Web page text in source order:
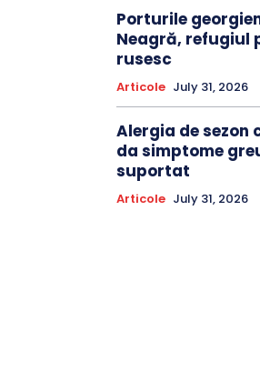
Porturile
Neagră, refugiul
rusesc
Articole July 31, 2026
Alergia de sezon
da simptome
suportat
Articole July 31, 2026